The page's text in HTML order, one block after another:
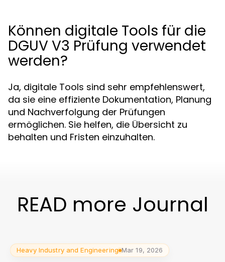
Können digitale Tools für die
DGUV V3 Prüfung verwendet
werden?
Ja, digitale Tools sind sehr empfehlenswert,
da sie eine effiziente Dokumentation, Planung
und Nachverfolgung der Prüfungen
ermöglichen. Sie helfen, die Übersicht zu
behalten und Fristen einzuhalten.
READ more Journal
Heavy Industry and Engineering Mar 19, 2026